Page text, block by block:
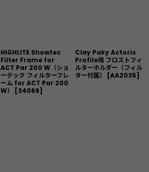
HIGHLITE Showtec
Filter Frame for
ACT Par 200 W（ショ
ーテック フィルターフレ
ーム for ACT Par 200
W）
[34069]
Clay Paky Actoris
Profile用 フロストフィ
ルターホルダー（フィル
ター付属）
[AA2035]